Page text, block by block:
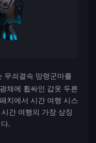
무쇠결속 망령군마를
채에 휩싸인 갑옷 두른
치에서 시간 여행 시스
간 여행의 가장 상징
.